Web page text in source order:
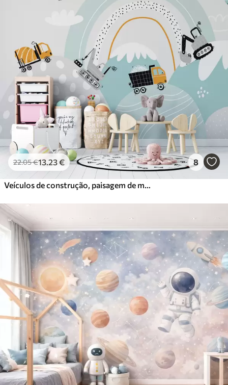
22.05€13.23€ 8
Veículos de construção, paisagem de montanha, balões e nuvens em estilo escandinavo